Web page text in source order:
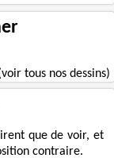
tous nos dessins)
que de voir, et
contraire.